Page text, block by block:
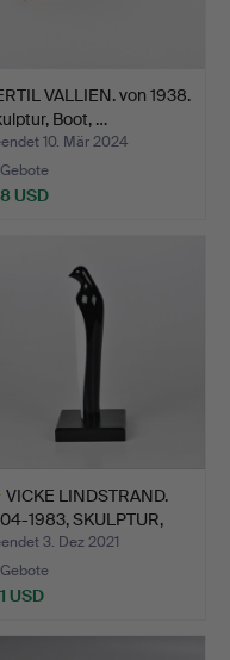
VALLIEN. von 1938.
Boot, …
10. Mär 2024
USD
VICKE LINDSTRAND.
1983, SKULPTUR,
3. Dez 2021
USD